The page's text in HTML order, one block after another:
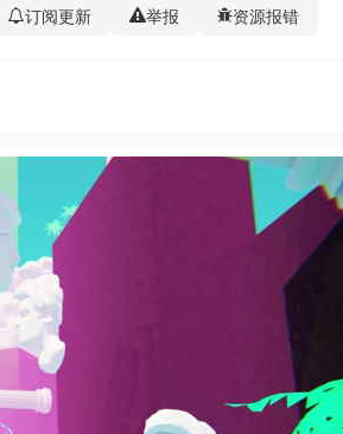
订阅更新 举报 资源报错